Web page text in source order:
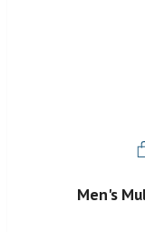
Men's